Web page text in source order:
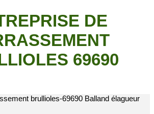
DE
69690